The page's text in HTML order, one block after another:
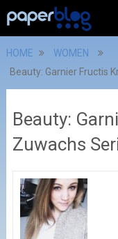
HOME
WOMEN
Beauty: Garnier Fructis
Beauty:
Zuwachs